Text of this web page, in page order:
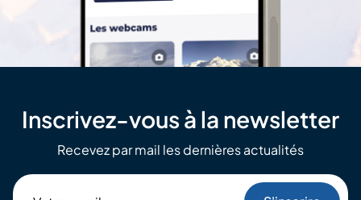
Inscrivez-vous à la newsletter
Recevez par mail les dernières actualités